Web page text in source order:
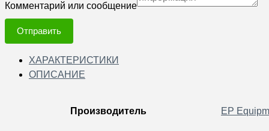
Комментарий или сообщение
Отправить
ХАРАКТЕРИСТИКИ
ОПИСАНИЕ
Производитель EP